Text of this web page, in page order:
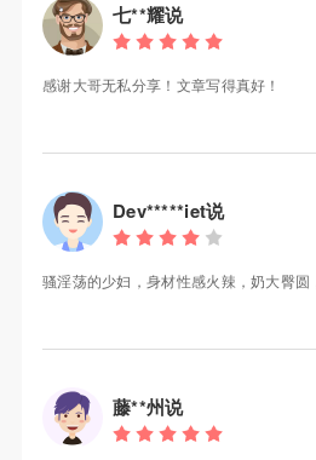
七**耀说
感谢大哥无私分享！文章写得真好！
Dev*****iet说
骚淫荡的少妇，身材性感火辣，奶大臀
藤**州说